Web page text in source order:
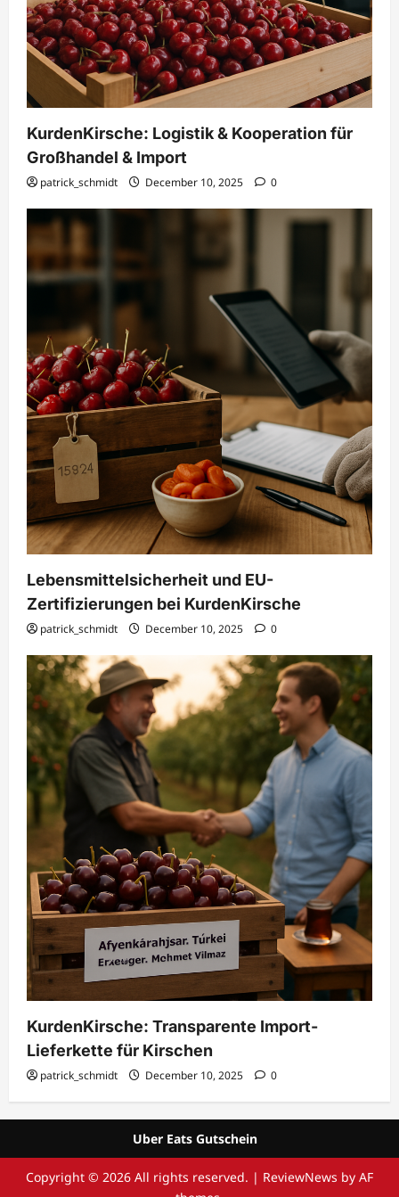
KurdenKirsche: Logistik & Kooperation für
Großhandel & Import
patrick_schmidt December 10, 2025 0
Lebensmittelsicherheit und EU-
Zertifizierungen bei KurdenKirsche
patrick_schmidt December 10, 2025 0
KurdenKirsche: Transparente Import-
Lieferkette für Kirschen
patrick_schmidt December 10, 2025 0
Uber Eats Gutschein
Copyright © 2026 All rights reserved. | ReviewNews by AF